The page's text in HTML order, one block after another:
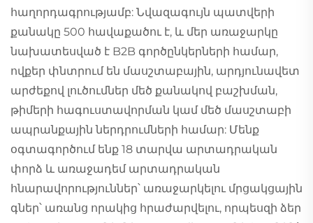
հաղորդագրությամբ: Նվազագույն պատվերի
քանակը 500 հավաքածու է, և մեր առաջարկը
նախատեսված է B2B գործընկերների համար,
ովքեր փնտրում են մասշտաբային, արդյունավետ
արժեքով լուծումներ մեծ քանակով բաշխման,
թիմերի հագուստավորման կամ մեծ մասշտաբի
ապրանքային ներդրումների համար: Մենք
օգտագործում ենք 18 տարվա արտադրական
փորձ և առաջադեմ արտադրական
հնարավորություններ՝ առաջարկելու մրցակցային
գներ՝ առանց որակից հրաժարվելու, որպեսզի ձեր